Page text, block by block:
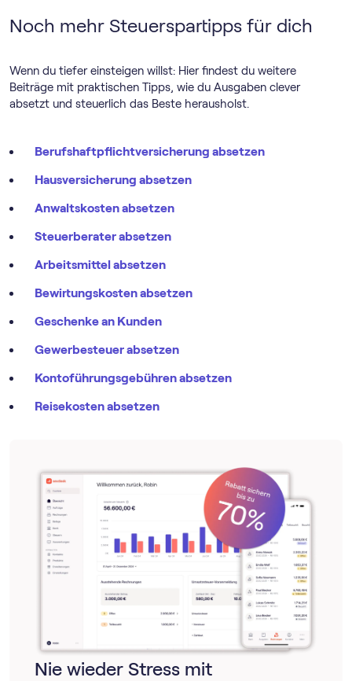
Nie wieder Stress mit
Unterschiede zwischen der Rechtsschutzversicherung und
anderen Versicherungen:
Rechtsschutzversicherung:Wenn du den
beruflichen Anteil steuerlich geltend machen
willst, solltest du eine Rechnung oder eine
können. Besonders bei Mischverträgen, etwa
Vermieterrechtsschutz und
Verkehrsrechtsschutz – ist ein separater
Aufschlüsselung erkennt das Finanzamt die
Kosten meist nicht an.
Andere Versicherungen:
Pflegeversicherung, übermittelt die Versicherung
die Beiträge oft direkt an das Finanzamt. Diese
in der Regel ohne zusätzlichen Nachweis
absetzbar.
separater Nachweis des beruflichen Anteils
entscheidend
, damit das Finanzamt die Kosten
anerkennt.
Noch mehr Steuerspartipps für dich
Wenn du tiefer einsteigen willst: Hier findest du weitere
Beiträge mit praktischen Tipps, wie du Ausgaben clever
absetzt und steuerlich das Beste herausholst.
Berufshaftpflichtversicherung absetzen
Hausversicherung absetzen
Anwaltskosten absetzen
Steuerberater absetzen
Arbeitsmittel absetzen
Bewirtungskosten absetzen
Geschenke an Kunden
Gewerbesteuer absetzen
Kontoführungsgebühren absetzen
Reisekosten absetzen